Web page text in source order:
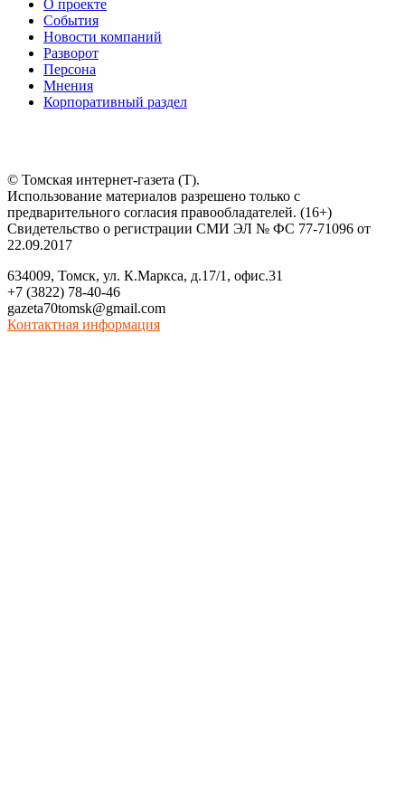
О проекте
События
Новости компаний
Разворот
Персона
Мнения
Корпоративный раздел
© Томская интернет-газета (Т).
Использование материалов разрешено только с
предварительного согласия правообладателей. (16+)
Свидетельство о регистрации СМИ ЭЛ № ФС 77-71096 от
22.09.2017
634009, Томск, ул. К.Маркса, д.17/1, офис.31
+7 (3822) 78-40-46
gazeta70tomsk@gmail.com
Контактная информация